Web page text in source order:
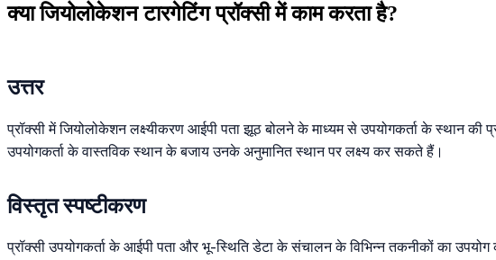
क्या जियोलोकेशन टारगेटिंग प्रॉक्सी में काम करता है?
उत्तर
प्रॉक्सी में जियोलोकेशन लक्ष्यीकरण आईपी पता झूठ बोलने के माध्यम से उपयोगकर्ता के स्थान की
उपयोगकर्ता के वास्तविक स्थान के बजाय उनके अनुमानित स्थान पर लक्ष्य कर सकते हैं।
विस्तृत स्पष्टीकरण
प्रॉक्सी उपयोगकर्ता के आईपी पता और भू-स्थिति डेटा के संचालन के विभिन्न तकनीकों का